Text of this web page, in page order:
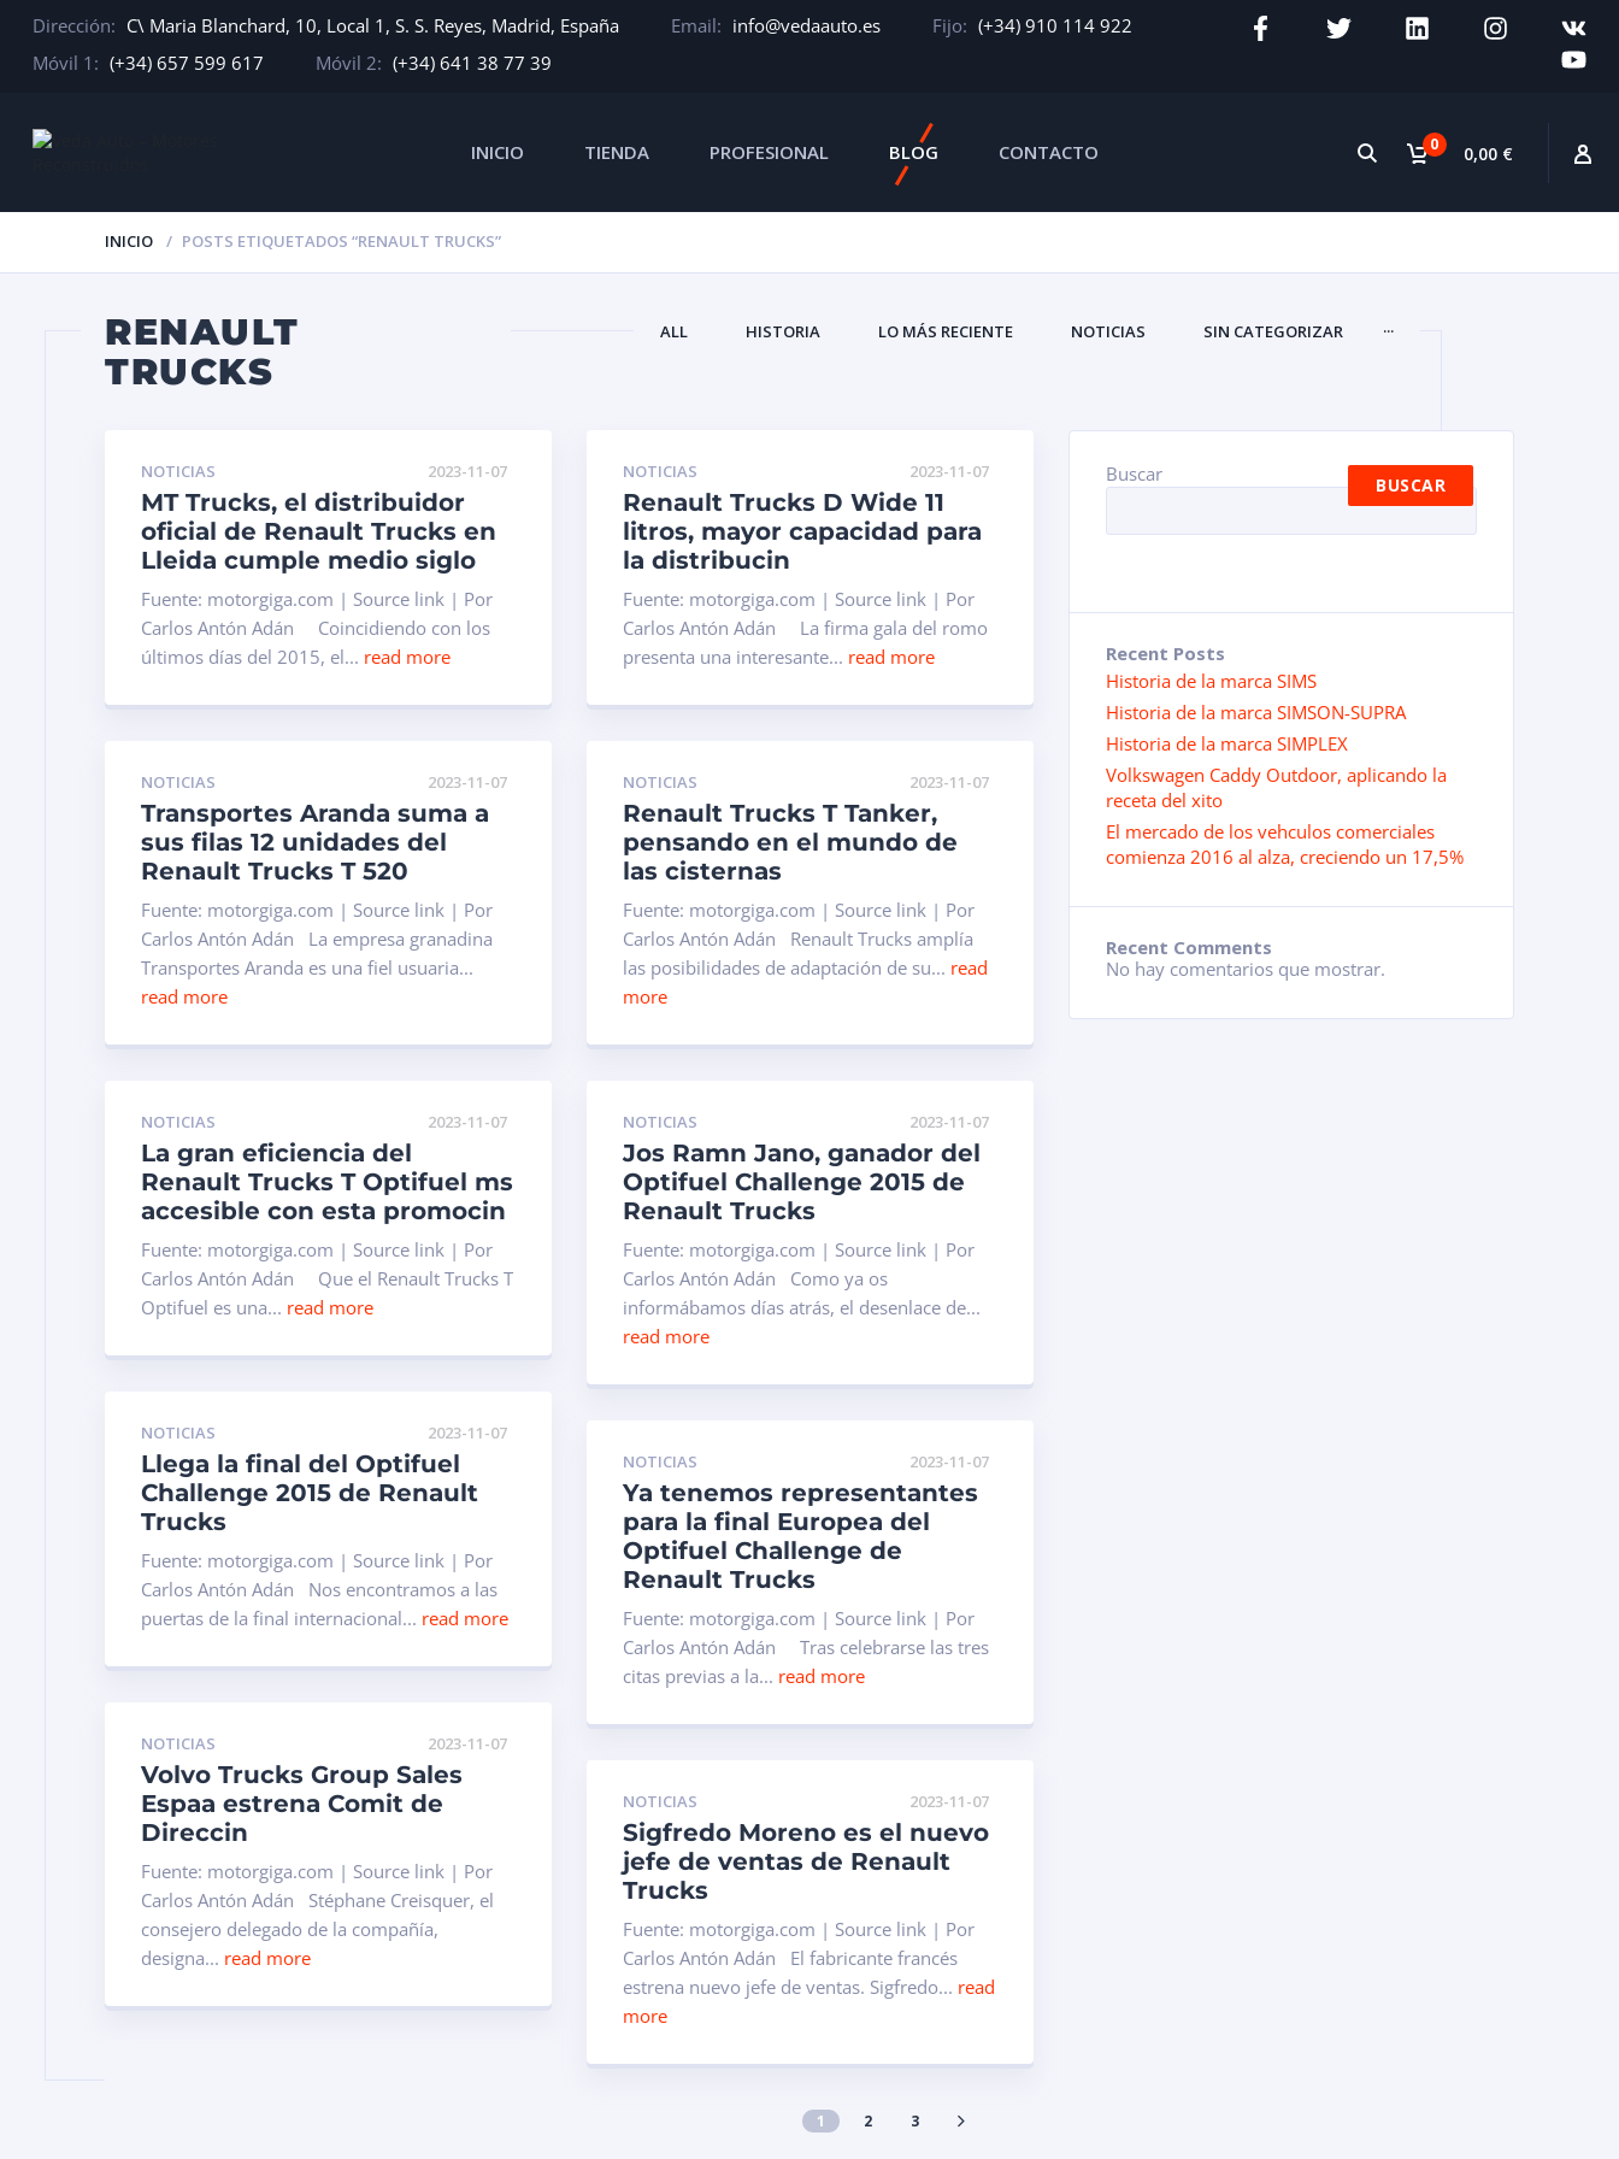
Dirección: C\ Maria Blanchard, 10, Local 1, S. S. Reyes, Madrid, España Email: info@vedaauto.es Fijo: (+34) 910 114 922
Móvil 1: (+34) 657 599 617 Móvil 2: (+34) 641 38 77 39
0 0,00 €
INICIO TIENDA PROFESIONAL BLOG CONTACTO
INICIO POSTS ETIQUETADOS “RENAULT TRUCKS”
RENAULT
TRUCKS
ALL HISTORIA LO MÁS RECIENTE NOTICIAS SIN CATEGORIZAR ...
NOTICIAS 2023-11-07
MT Trucks, el distribuidor
oficial de Renault Trucks en
Lleida cumple medio siglo
Fuente: motorgiga.com | Source link | Por
Carlos Antón Adán Coincidiendo con los
últimos días del 2015, el... read more
NOTICIAS 2023-11-07
Renault Trucks D Wide 11
litros, mayor capacidad para
la distribucin
Fuente: motorgiga.com | Source link | Por
Carlos Antón Adán La firma gala del romo
presenta una interesante... read more
NOTICIAS 2023-11-07
Transportes Aranda suma a
sus filas 12 unidades del
Renault Trucks T 520
Fuente: motorgiga.com | Source link | Por
Carlos Antón Adán La empresa granadina
Transportes Aranda es una fiel usuaria...
read more
NOTICIAS 2023-11-07
Renault Trucks T Tanker,
pensando en el mundo de
las cisternas
Fuente: motorgiga.com | Source link | Por
Carlos Antón Adán Renault Trucks amplía
las posibilidades de adaptación de su... read
more
NOTICIAS 2023-11-07
La gran eficiencia del
Renault Trucks T Optifuel ms
accesible con esta promocin
Fuente: motorgiga.com | Source link | Por
Carlos Antón Adán Que el Renault Trucks T
Optifuel es una... read more
NOTICIAS 2023-11-07
Jos Ramn Jano, ganador del
Optifuel Challenge 2015 de
Renault Trucks
Fuente: motorgiga.com | Source link | Por
Carlos Antón Adán Como ya os
informábamos días atrás, el desenlace de...
read more
NOTICIAS 2023-11-07
Llega la final del Optifuel
Challenge 2015 de Renault
Trucks
Fuente: motorgiga.com | Source link | Por
Carlos Antón Adán Nos encontramos a las
puertas de la final internacional... read more
NOTICIAS 2023-11-07
Ya tenemos representantes
para la final Europea del
Optifuel Challenge de
Renault Trucks
Fuente: motorgiga.com | Source link | Por
Carlos Antón Adán Tras celebrarse las tres
citas previas a la... read more
NOTICIAS 2023-11-07
Volvo Trucks Group Sales
Espaa estrena Comit de
Direccin
Fuente: motorgiga.com | Source link | Por
Carlos Antón Adán Stéphane Creisquer, el
consejero delegado de la compañía,
designa... read more
NOTICIAS 2023-11-07
Sigfredo Moreno es el nuevo
jefe de ventas de Renault
Trucks
Fuente: motorgiga.com | Source link | Por
Carlos Antón Adán El fabricante francés
estrena nuevo jefe de ventas. Sigfredo... read
more
1 2 3
Buscar BUSCAR
Recent Posts
Historia de la marca SIMS
Historia de la marca SIMSON-SUPRA
Historia de la marca SIMPLEX
Volkswagen Caddy Outdoor, aplicando la
receta del xito
El mercado de los vehculos comerciales
comienza 2016 al alza, creciendo un 17,5%
Recent Comments
No hay comentarios que mostrar.